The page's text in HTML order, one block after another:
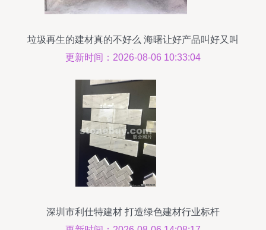
垃圾再生的建材真的不好么 海曙让好产品叫好又叫
座
更新时间：2026-08-06 10:33:04
深圳市利仕特建材 打造绿色建材行业标杆